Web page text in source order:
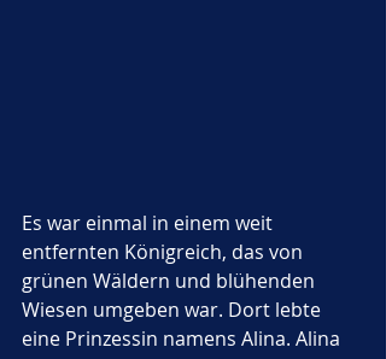
Es war einmal in einem weit
entfernten Königreich, das von
grünen Wäldern und blühenden
Wiesen umgeben war. Dort lebte
eine Prinzessin namens Alina. Alina